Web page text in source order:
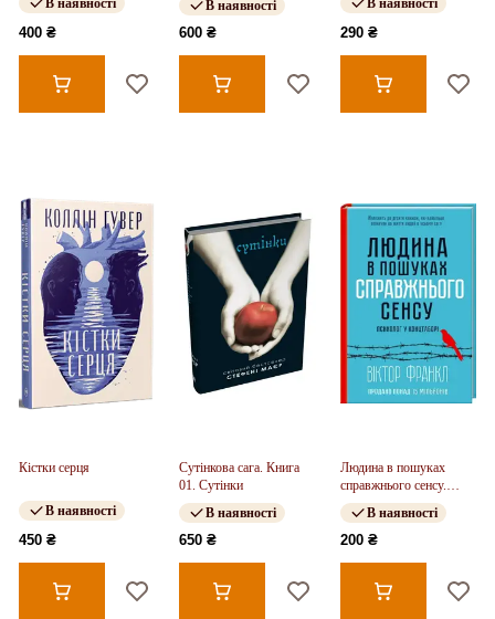
В наявності
400 ₴
В наявності
600 ₴
В наявності
290 ₴
Кістки серця
В наявності
450 ₴
Сутінкова сага. Книга
01. Сутінки
В наявності
650 ₴
Людина в пошуках
справжнього сенсу.
Психолог у концтаборі
В наявності
200 ₴